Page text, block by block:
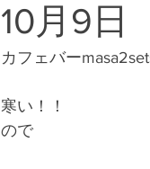
10月9
カフェバー
寒い！！
ので